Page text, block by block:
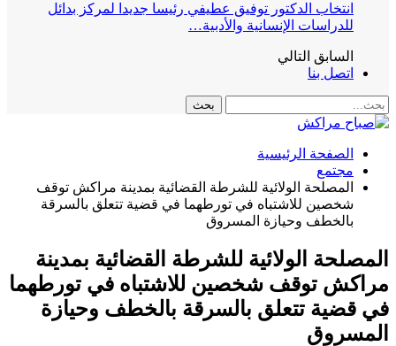
انتخاب الدكتور توفيق عطيفي رئيسا جديدا لمركز بدائل
للدراسات الإنسانية والأدبية…
السابق التالي
اتصل بنا
الصفحة الرئيسية
مجتمع
المصلحة الولائية للشرطة القضائية بمدينة مراكش توقف
شخصين للاشتباه في تورطهما في قضية تتعلق بالسرقة
بالخطف وحيازة المسروق
المصلحة الولائية للشرطة القضائية بمدينة
مراكش توقف شخصين للاشتباه في تورطهما
في قضية تتعلق بالسرقة بالخطف وحيازة
المسروق